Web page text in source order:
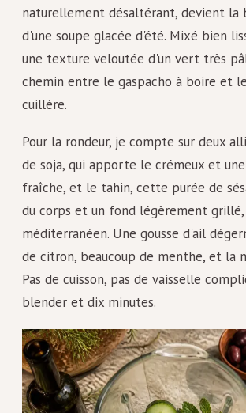
naturellement désaltérant, devient la
d'une soupe glacée d'été. Mixé bien
une texture veloutée d'un vert très
chemin entre le gaspacho à boire et
cuillère.
Pour la rondeur, je compte sur deux
de soja, qui apporte le crémeux et
fraîche, et le tahin, cette purée de
du corps et un fond légèrement
méditerranéen. Une gousse d'ail
de citron, beaucoup de menthe, et la
Pas de cuisson, pas de vaisselle
blender et dix minutes.